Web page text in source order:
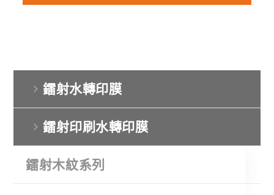
鐳射水轉印膜
鐳射印刷水轉印膜
鐳射木紋系列